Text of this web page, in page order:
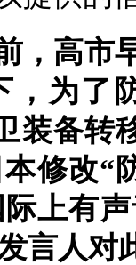
，高市
，为了
装备转
修改“
上有
言人对